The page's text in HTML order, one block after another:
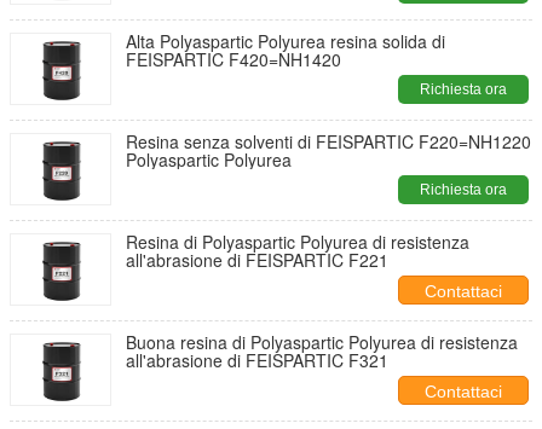
Alta Polyaspartic Polyurea resina solida di
FEISPARTIC F420=NH1420
Richiesta ora
Resina senza solventi di FEISPARTIC F220=NH1220
Polyaspartic Polyurea
Richiesta ora
Resina di Polyaspartic Polyurea di resistenza
all'abrasione di FEISPARTIC F221
Contattaci
Buona resina di Polyaspartic Polyurea di resistenza
all'abrasione di FEISPARTIC F321
Contattaci